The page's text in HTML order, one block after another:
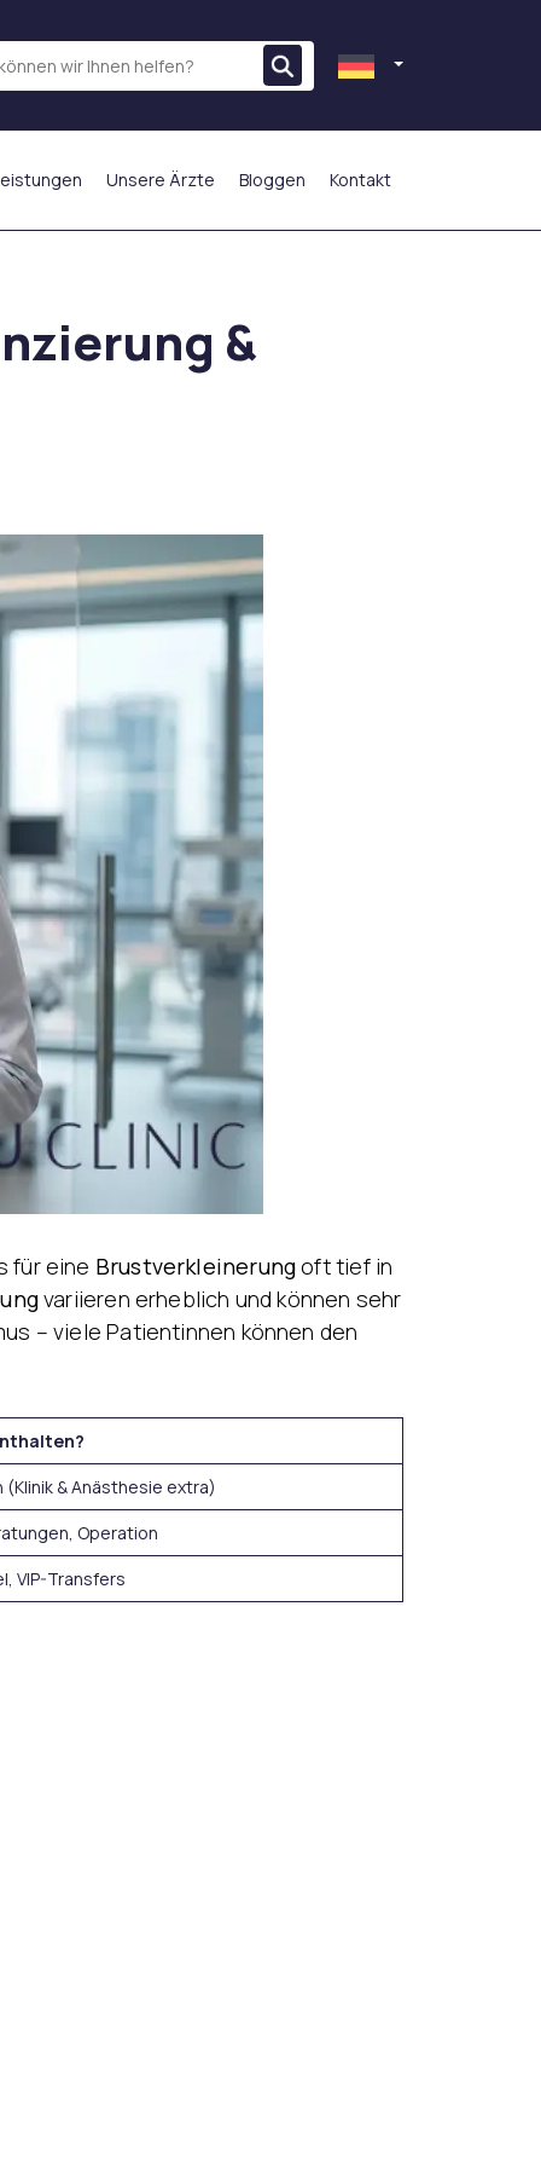
Unsere Ärzte Bloggen Kontakt
&
für eine Brustverkleinerungoft tief in
variieren erheblich und können sehr
– viele Patientinnen können den
& Anästhesie extra)
Operation
VIP-Transfers